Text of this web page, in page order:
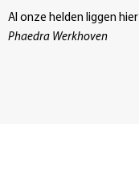
Al onze helden liggen hier
Phaedra Werkhoven